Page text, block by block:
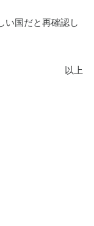
い国だと再確認し
以上